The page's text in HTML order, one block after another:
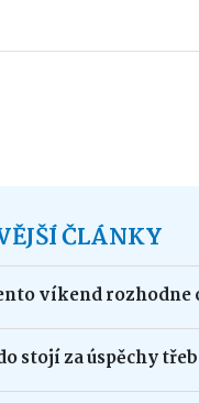
ČLÁNKY
víkend rozhodne
stojí za úspěchy